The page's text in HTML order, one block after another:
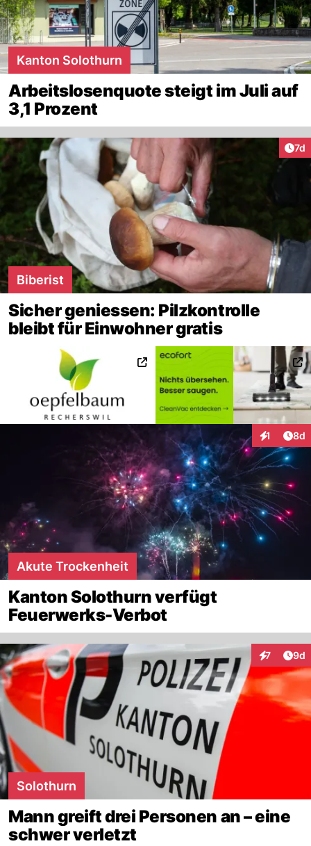
Kanton Solothurn
Arbeitslosenquote steigt im Juli auf
3,1 Prozent
7d
Biberist
Sicher geniessen: Pilzkontrolle
bleibt für Einwohner gratis
1 8d
Akute Trockenheit
Kanton Solothurn verfügt
Feuerwerks-Verbot
7 9d
Solothurn
Mann greift drei Personen an – eine
schwer verletzt